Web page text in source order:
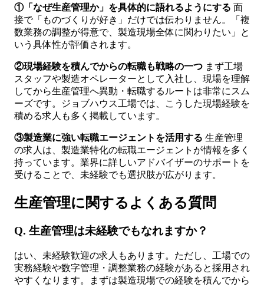
①「なぜ生産管理か」を具体的に語れるようにする 面
接で「ものづくりが好き」だけでは伝わりません。「複
数業務の調整が得意で、製造現場全体に関わりたい」と
いう具体性が評価されます。
②現場経験を積んでからの転職も戦略の一つ まず工場
スタッフや製造オペレーターとして入社し、現場を理解
してから生産管理へ異動・転職するルートは非常にスム
ーズです。ジョブハウス工場では、こうした現場経験を
積める求人も多く掲載しています。
③製造業に強い転職エージェントを活用する 生産管理
の求人は、製造業特化の転職エージェントが情報を多く
持っています。業界に詳しいアドバイザーのサポートを
受けることで、未経験でも選択肢が広がります。
生産管理に関するよくある質問
Q. 生産管理は未経験でもなれますか？
はい、未経験歓迎の求人もあります。ただし、工場での
実務経験や数字管理・調整業務の経験があると採用され
やすくなります。まずは製造現場での経験を積んでから